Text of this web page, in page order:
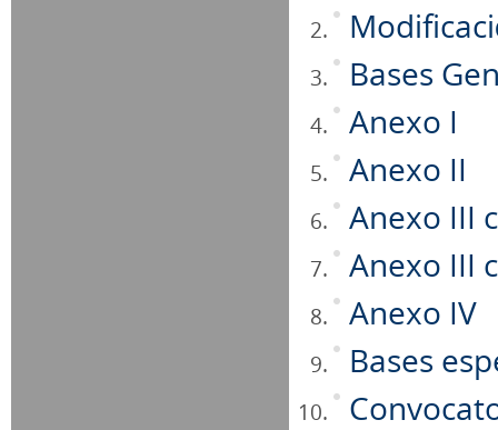
Bases
Anexo I
Anexo II
Anexo III
Anexo III
Anexo IV
Bases